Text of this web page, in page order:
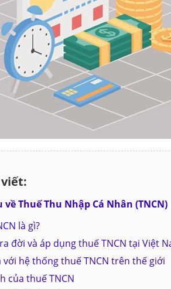
Thuế Thu Nhập Cá Nhân (TNCN)
là gì?
đời và áp dụng thuế TNCN tại Việt
với hệ thống thuế TNCN trên thế giới
của thuế TNCN